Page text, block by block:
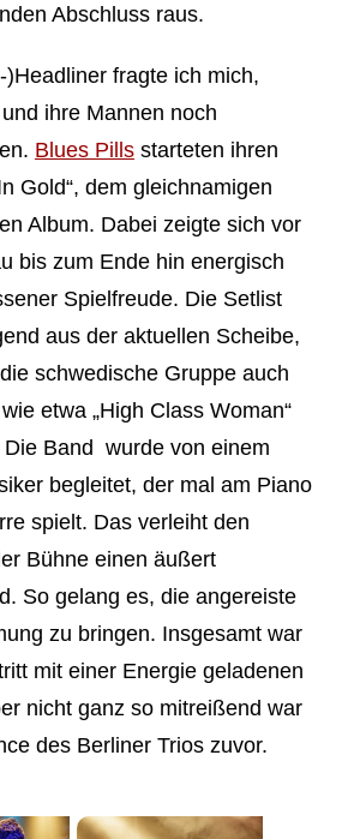
Abschluss raus.
fragte ich mich,
ihre Mannen noch
Blues Pillsstarteten ihren
Gold“, dem gleichnamigen
Album. Dabei zeigte sich vor
bis zum Ende hin energisch
Spielfreude. Die Setlist
aus der aktuellen Scheibe,
schwedische Gruppe auch
etwa „High Class Woman“
Die Band wurde von einem
begleitet, der mal am Piano
spielt. Das verleiht den
Bühne einen äußert
So gelang es, die angereiste
zu bringen. Insgesamt war
mit einer Energie geladenen
nicht ganz so mitreißend war
des Berliner Trios zuvor.